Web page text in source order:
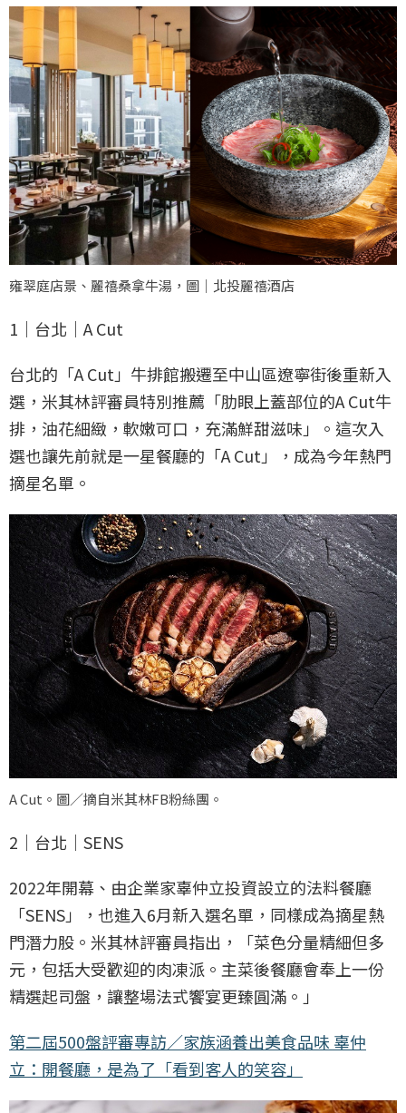
雍翠庭店景、麗禧桑拿牛湯，圖｜北投麗禧酒店
1｜台北｜A Cut
台北的「A Cut」牛排館搬遷至中山區遼寧街後重新入
選，米其林評審員特別推薦「肋眼上蓋部位的A Cut牛
排，油花細緻，軟嫩可口，充滿鮮甜滋味」。這次入
選也讓先前就是一星餐廳的「A Cut」，成為今年熱門
摘星名單。
A Cut。圖／摘自米其林FB粉絲團。
2｜台北｜SENS
2022年開幕、由企業家辜仲立投資設立的法料餐廳
「SENS」，也進入6月新入選名單，同樣成為摘星熱
門潛力股。米其林評審員指出，「菜色分量精細但多
元，包括大受歡迎的肉凍派。主菜後餐廳會奉上一份
精選起司盤，讓整場法式饗宴更臻圓滿。」
第二屆500盤評審專訪／家族涵養出美食品味 辜仲
立：開餐廳，是為了「看到客人的笑容」